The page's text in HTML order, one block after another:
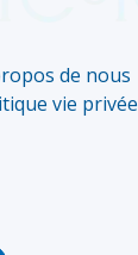
de nous
vie privée